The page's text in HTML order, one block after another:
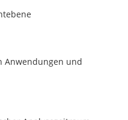
Anwendungen und